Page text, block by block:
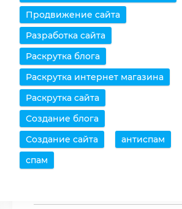
Продвижение сайта
Разработка сайта
Раскрутка блога
Раскрутка интернет магазина
Раскрутка сайта
Создание блога
Создание сайта
антиспам
спам
Кэш 1-го уровня L1
Кэш 2-го уровня L2
Кэш 3-го уровня L3
Оперативная память
Контроллер оперативной
памяти
Типы оперативной
памяти
DDR3-